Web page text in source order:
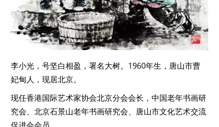
李小光，号坚白相盈，署名大树。1960年生，唐山市曹
妃甸人，现居北京。
现任香港国际艺术家协会北京分会会长，中国老年书画研
究会、北京石景山老年书画研究会、唐山市文化艺术交流